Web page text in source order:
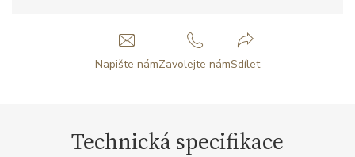
Napište námZavolejte námSdílet
Technická specifikace